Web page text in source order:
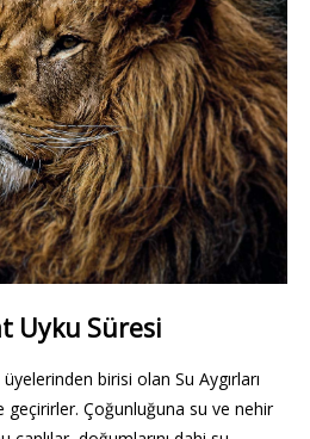
Uyku Süresi
birisi olan Su Aygırları
geçirirler. Çoğunluğuna su ve nehir